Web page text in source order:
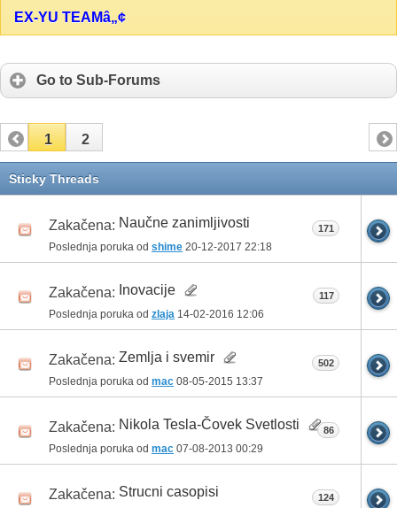
EX-YU TEAMâ„¢
Go to Sub-Forums
1 2
Sticky Threads
Zakačena: Naučne zanimljivosti
Poslednja poruka od shime 20-12-2017 22:18
171
Zakačena: Inovacije
Poslednja poruka od zlaja 14-02-2016 12:06
117
Zakačena: Zemlja i svemir
Poslednja poruka od mac 08-05-2015 13:37
502
Zakačena: Nikola Tesla-Čovek Svetlosti
Poslednja poruka od mac 07-08-2013 00:29
86
Zakačena: Strucni casopisi 124